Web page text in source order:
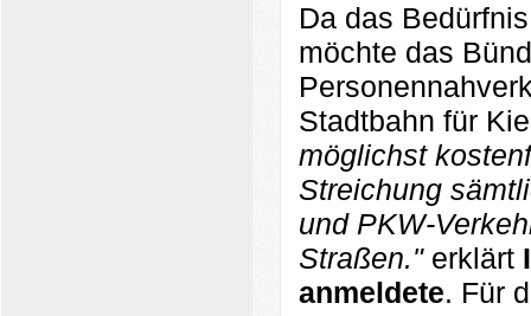
Da das
möchte das
Stadtbahn für
möglichst
Streichung
und PKW-
Straßen."erklärt
anmeldete. Für